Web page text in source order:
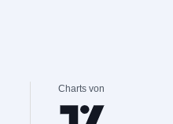
Charts von